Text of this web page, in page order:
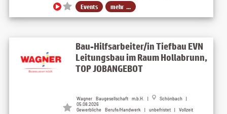
Events mehr ...
Bau-Hilfsarbeiter/in Tiefbau EVN
Leitungsbau im Raum Hollabrunn,
TOP JOBANGEBOT
Wagner Baugesellschaft m.b.H. |
Schönbach |
05.08.2026
Gewerbliche Berufe/Handwerk | unbefristet | Vollzeit